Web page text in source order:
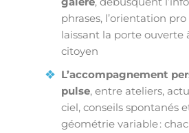
phrases, l’orientation
laissant la porte ouverte
citoyen
L’accompagnement
pulse, entre ateliers,
ciel, conseils spontanés
géométrie variable :